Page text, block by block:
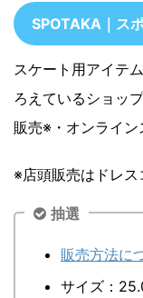
SPOTAKA｜ス
スケート用アイテ
ろえているショッ
販売※・オンライン
※店頭販売はドレス
抽選
販売方法に
サイズ：